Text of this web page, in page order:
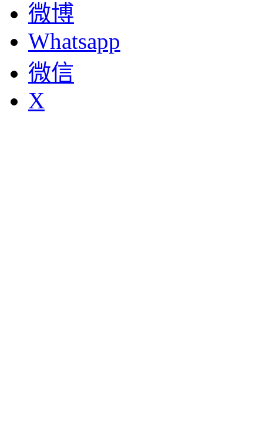
微博
Whatsapp
微信
X